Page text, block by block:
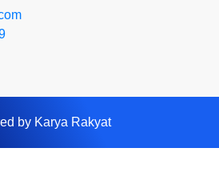
by Karya Rakyat